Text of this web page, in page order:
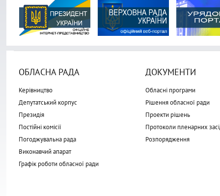
ОБЛАСНА РАДА
Керівництво
Депутатський корпус
Президія
Постійні комісії
Погоджувальна рада
Виконавчий апарат
Графік роботи обласної ради
ДОКУМЕНТИ
Обласні програми
Рішення обласної ради
Проекти рішень
Протоколи пленарних
Розпорядження